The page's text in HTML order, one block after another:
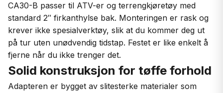
CA30-B passer til ATV-er og terrengkjøretøy med
standard 2″ firkanthylse bak. Monteringen er rask og
krever ikke spesialverktøy, slik at du kommer deg ut
på tur uten unødvendig tidstap. Festet er like enkelt å
fjerne når du ikke trenger det.
Solid konstruksjon for tøffe forhold
Adapteren er bygget av slitesterke materialer som